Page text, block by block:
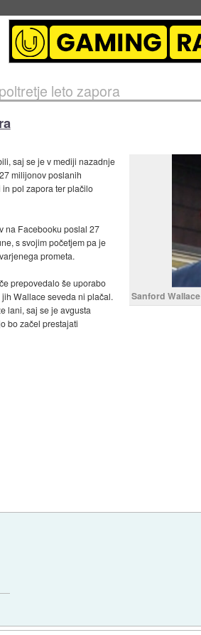
leto zapora
Sanford Wallace
saj se je v mediji nazadnje
milijonov poslanih
in pol zapora ter plačilo
na Facebooku poslal 27
s svojim početjem pa je
prometa.
prepovedalo še uporabo
jih Wallace seveda ni plačal.
lani, saj se je avgusta
bo začel prestajati